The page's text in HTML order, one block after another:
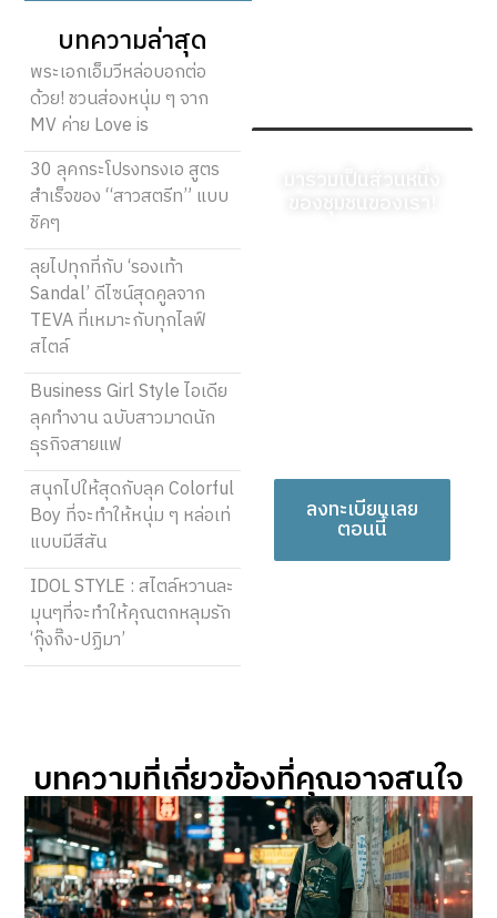
บทความล่าสุด
พระเอกเอ็มวีหล่อบอกต่อ
ด้วย! ชวนส่องหนุ่ม ๆ จาก
MV ค่าย Love is
30 ลุคกระโปรงทรงเอ สูตร
สำเร็จของ “สาวสตรีท” แบบ
ชิคๆ
ลุยไปทุกที่กับ ‘รองเท้า
Sandal’ ดีไซน์สุดคูลจาก
TEVA ที่เหมาะกับทุกไลฟ์
สไตล์
Business Girl Style ไอเดีย
ลุคทำงาน ฉบับสาวมาดนัก
ธุรกิจสายแฟ
สนุกไปให้สุดกับลุค Colorful
Boy ที่จะทำให้หนุ่ม ๆ หล่อเท่
แบบมีสีสัน
IDOL STYLE : สไตล์หวานละ
มุนๆที่จะทำให้คุณตกหลุมรัก
‘กุ๊งกิ๊ง-ปฏิมา’
ลงทะเบียนเลย
ตอนนี้
บทความที่เกี่ยวข้องที่คุณอาจสนใจ​